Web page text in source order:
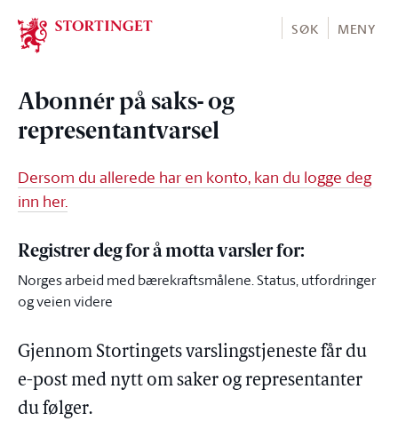
Stortinget.no
SØK MENY
Abonnér på saks- og
representantvarsel
Dersom du allerede har en konto, kan du logge deg
inn her.
Registrer deg for å motta varsler for:
Norges arbeid med bærekraftsmålene. Status, utfordringer
og veien videre
Gjennom Stortingets varslingstjeneste får du
e-post med nytt om saker og representanter
du følger.